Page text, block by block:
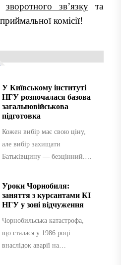
зворотного звʼязкута
комісії!
У Київському інституті
НГУ розпочалася базова
загальновійськова
підготовка
Кожен вибір має свою ціну,
але вибір захищати
Батьківщину — безцінний.
гвардії України розпочався
важливий...
Уроки Чорнобиля:
заняття з курсантами КІ
НГУ у зоні відчуження
Чорнобильська катастрофа,
що сталася у 1986 році
внаслідок аварії на